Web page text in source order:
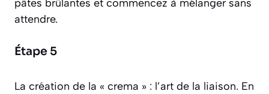
pâtes brûlantes et commencez à mélanger sans
attendre.
Étape 5
La création de la « crema » : l’art de la liaison. En